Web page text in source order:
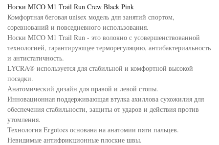
Носки MICO M1 Trail Run Crew Black Pink
Комфортная беговая unisex модель для занятий спортом,
соревнований и повседневного использования.
Носки MICO M1 Trail Run - это волокно с усовершенствованной
технологией, гарантирующее терморегуляцию, антибактериальность
и антистатичность.
LYCRA® используется для стабильной и комфортной высокой
посадки.
Анатомический дизайн для правой и левой стопы.
Инновационная поддерживающая втулка ахиллова сухожилия для
обеспечения стабильности, защиты от ударов и действия против
утомления.
Технология Ergotoes основана на анатомии пяти пальцев.
Невидимые антифрикционные плоские швы.